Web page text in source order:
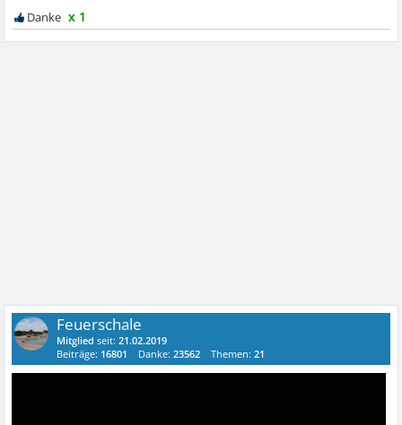
x 1
Feuerschale
Mitglied seit:21.02.2019
Beiträge: 16801 Danke:23562 Themen:21